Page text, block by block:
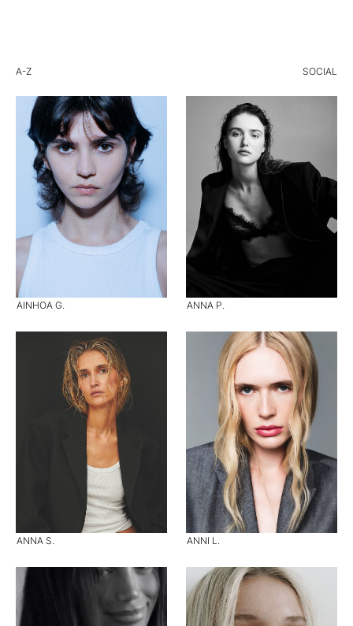
A-Z SOCIAL
AINHOA G. ANNA P.
ANNA S. ANNI L.